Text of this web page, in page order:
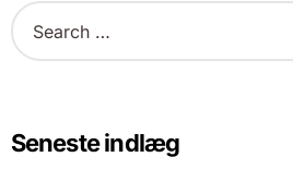
S
e
h
fSeneste indlæg